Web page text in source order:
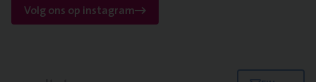
Volg ons op instagram